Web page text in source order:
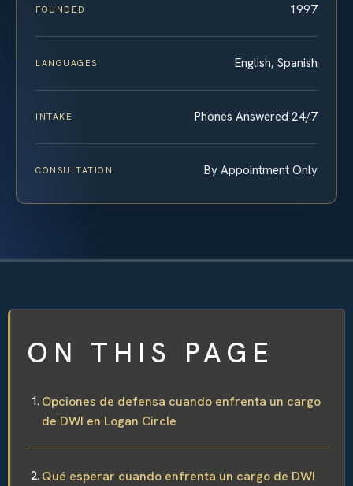
FOUNDED 1997
LANGUAGES English, Spanish
INTAKE Phones Answered 24/7
CONSULTATION By Appointment Only
ON THIS PAGE
Opciones de defensa cuando enfrenta un cargo
de DWI en Logan Circle
Qué esperar cuando enfrenta un cargo de DWI